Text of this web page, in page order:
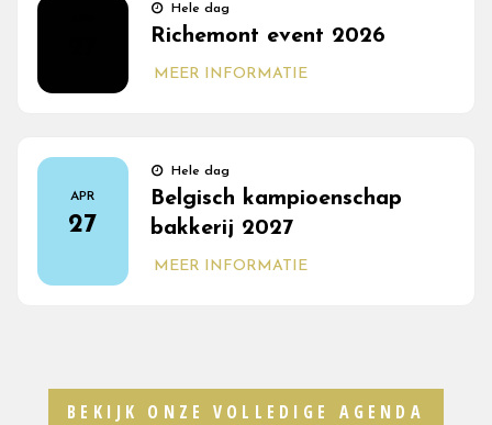
Hele dag
Richemont event 2026
MEER INFORMATIE
APR
27
Hele dag
Belgisch kampioenschap
bakkerij 2027
MEER INFORMATIE
BEKIJK ONZE VOLLEDIGE AGENDA